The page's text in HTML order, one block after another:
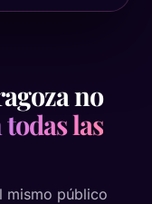
no
todas las
mismo público